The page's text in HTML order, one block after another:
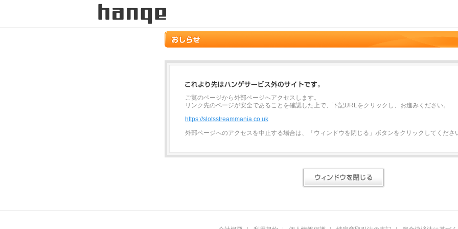
ご覧のページから外部ページへアクセスします。
リンク先のページが安全であることを確認した上で、下記URLをクリックし、お進みください。
https://slotsstreammania.co.uk
外部ページへのアクセスを中止する場合は、「ウィンドウを閉じる」ボタンをクリックしてくださ